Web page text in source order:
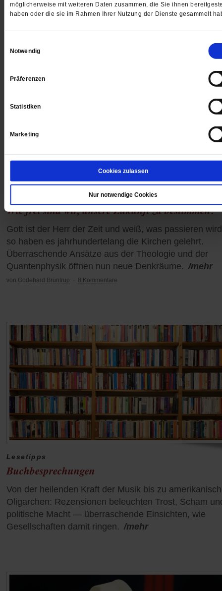
möglicherweise mit weiteren Daten zusammen, die Sie ihnen
haben oder die sie im Rahmen Ihrer Nutzung der Dienste gesammelt
Notwendig
Präferenzen
Statistiken
Marketing
Cookies zulassen
Nur notwendige Cookies
Übergangsphasen und Krisen. /mehr
Das große Rätsel Zeit
Wie frei sind wir, unsere Zukunft zu bestimmen?
Gott ist der Herr der Zeit und weiß, was passieren
so haben es jahrhundertelang die Kirchen gelehrt.
Überraschende Ansätze aus der Theologie und der
Quantenphysik öffnen nun neue Denkräume. /mehr
von Godehard Brüntrup 8 Kommentare
Lesetipps
Buchbesprechungen
Von der heilenden Kraft der Musik bis zu
Oligarchen: Rezensionen beleuchten Trost, Scham
politische Macht — überraschende Einsichten, wie
Gesellschaften damit ringen. /mehr